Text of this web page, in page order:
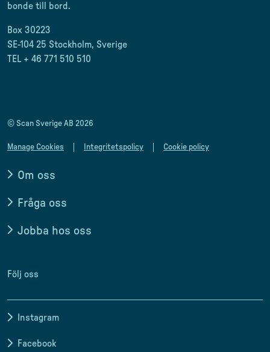
bonde till
bord.
Box 30223
SE-104 25 Stockholm, Sverige
TEL + 46 771 510 510
© Scan Sverige AB 2026
Manage Cookies Integritetspolicy Cookie policy
Om oss
Fråga oss
Jobba hos oss
Följ oss
Instagram
Facebook